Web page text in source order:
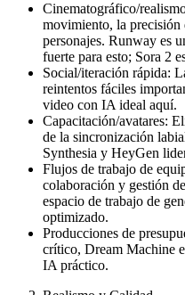
Cinematográfico/
movimiento, la precisión
personajes. Runway es
fuerte para esto; Sora 2
Social/iteración rápida:
reintentos fáciles
video con IA ideal aquí.
Capacitación/avatares:
de la sincronización
Synthesia y HeyGen
Flujos de trabajo de
colaboración y gestión
espacio de trabajo de
optimizado.
Producciones de
crítico, Dream Machine
IA práctico.